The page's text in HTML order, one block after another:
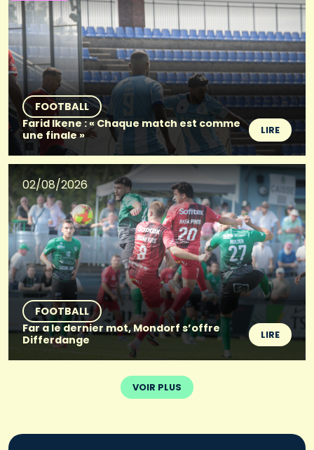
FOOTBALL
Farid Ikene : « Chaque match est comme
une finale »
LIRE
02/08/2026
FOOTBALL
Far a le dernier mot, Mondorf s’offre
Differdange
LIRE
VOIR PLUS